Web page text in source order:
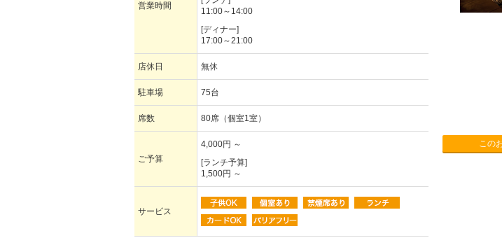
営業時間
11:00～14:00
[ディナー]
17:00～21:00
店休日 無休
駐車場 75台
席数 80席（個室1室）
ご予算
4,000円 ～
[ランチ予算]
1,500円 ～
サービス
この